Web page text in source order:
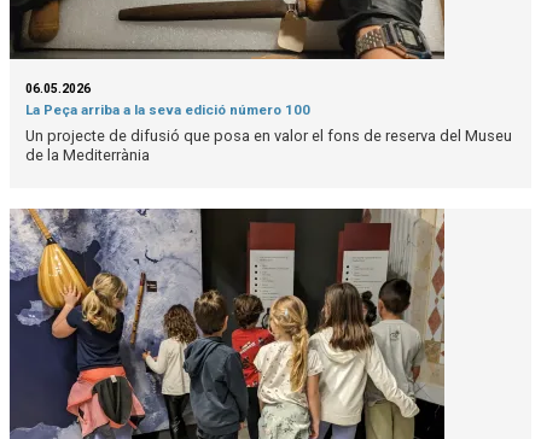
06.05.2026
La Peça arriba a la seva edició número 100
Un projecte de difusió que posa en valor el fons de reserva del Museu
de la Mediterrània